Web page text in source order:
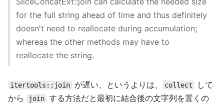
for the full string ahead of time and thus definitely
doesn't need to reallocate during accumulation;
whereas the other methods may have to
reallocate the string.
itertools::join が遅い、というよりは、 collect
して
から
join する方法だと最初に結合後の文字列を置くの